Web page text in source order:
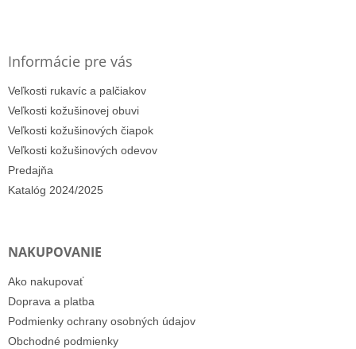
Informácie pre vás
Veľkosti rukavíc a palčiakov
Veľkosti kožušinovej obuvi
Veľkosti kožušinových čiapok
Veľkosti kožušinových odevov
Predajňa
Katalóg 2024/2025
NAKUPOVANIE
Ako nakupovať
Doprava a platba
Podmienky ochrany osobných údajov
Obchodné podmienky